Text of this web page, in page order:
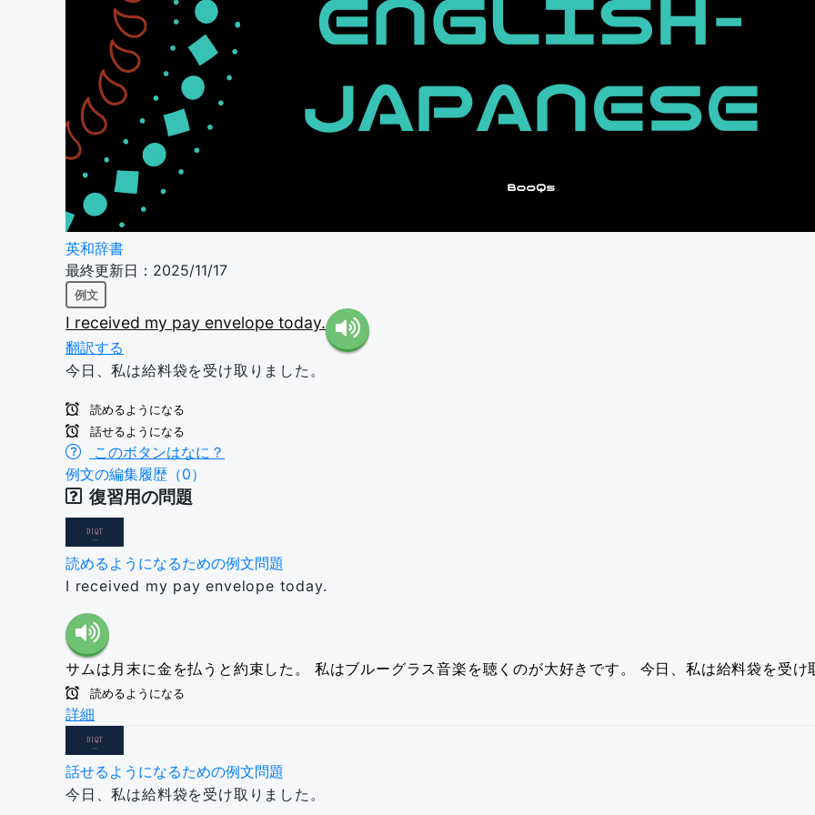
英和辞書
最終更新日：2025/11/17
例文
I received my pay envelope today.
翻訳する
今日、私は給料袋を受け取りました。
読めるようになる
話せるようになる
このボタンはなに？
例文の編集履歴（0）
復習用の問題
読めるようになるための例文問題
I received my pay envelope today.
サムは月末に金を払うと約束した。 私はブルーグラス音楽を聴くのが大好きです。 今日、私は給料袋を受け
読めるようになる
詳細
話せるようになるための例文問題
今日、私は給料袋を受け取りました。